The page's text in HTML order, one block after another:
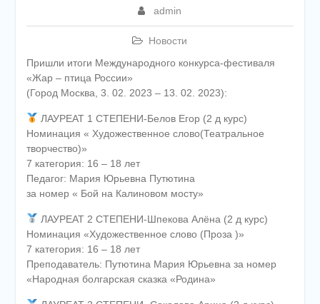
admin
Новости
Пришли итоги Международного конкурса-фестиваля
«Жар – птица России»
(Город Москва, 3. 02. 2023 – 13. 02. 2023):
ЛАУРЕАТ 1 СТЕПЕНИ-Белов Егор (2 д курс)
Номинация « Художественное слово(Театральное
творчество)»
7 категория: 16 – 18 лет
Педагог: Мария Юрьевна Путютина
за номер « Бой на Калиновом мосту»
ЛАУРЕАТ 2 СТЕПЕНИ-Шпекова Алёна (2 д курс)
Номинация «Художественное слово (Проза )»
7 категория: 16 – 18 лет
Преподаватель: Путютина Мария Юрьевна за номер
«Народная болгарская сказка «Родина»